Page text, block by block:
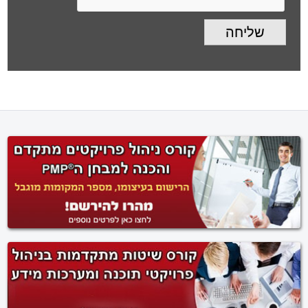
צוות פרויקטעבור חברת Omrix Biopharmaceuticals
מקבוצת Johnson & Johnson
Coaching למנהלים, ע"י היועץ הארגוני והמאמן המוסמך של P.M.
פי.אמ.טים בע"מ סיפקה בהצלחה שרותי תכנון ובקרה של תוכנית
לייצור בעזרת גז טבעיבמפעל נשר-מפעלי מלט ישראליים
ברמלה, תכולת הפרויקט היאהנחת קו להולכת גז טבעי בלחץ
נמוך, פרויקט שמטרותיו הם הפחתת עלויות וייעול תהליך
ייצור המלט.
P.M. Team Ltd עובדת עם
צוות הפיתוח של בית התוכנה
Clarizen, לצורך מצוינות פונקציונאלית של תוכנת ניהול
הפרויקטים:Clarizen
.
P.M. Team Ltd תמכה בהצלחה
שליחה